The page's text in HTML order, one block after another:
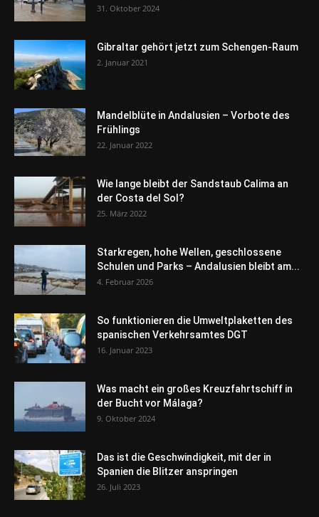
31. Oktober 2024
Gibraltar gehört jetzt zum Schengen-Raum
2. Januar 2021
Mandelblüte in Andalusien – Vorbote des
Frühlings
22. Januar 2022
Wie lange bleibt der Sandstaub Calima an
der Costa del Sol?
25. März 2022
Starkregen, hohe Wellen, geschlossene
Schulen und Parks – Andalusien bleibt am...
4. Februar 2026
So funktionieren die Umweltplaketten des
spanischen Verkehrsamtes DGT
16. Januar 2023
Was macht ein großes Kreuzfahrtschiff in
der Bucht vor Málaga?
9. Oktober 2024
Das ist die Geschwindigkeit, mit der in
Spanien die Blitzer anspringen
26. Juli 2023